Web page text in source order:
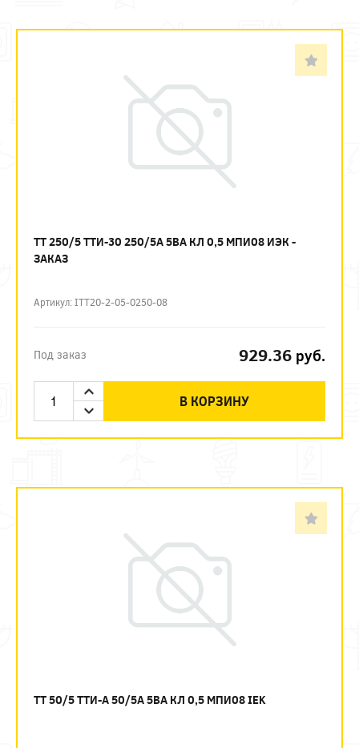
ТТ 250/5 ТТИ-30 250/5А 5ВА КЛ 0,5 МПИ08 ИЭК -
ЗАКАЗ
Артикул: ITT20-2-05-0250-08
Под заказ 929.36 руб.
В КОРЗИНУ
ТТ 50/5 ТТИ-А 50/5А 5ВА КЛ 0,5 МПИ08 IEK